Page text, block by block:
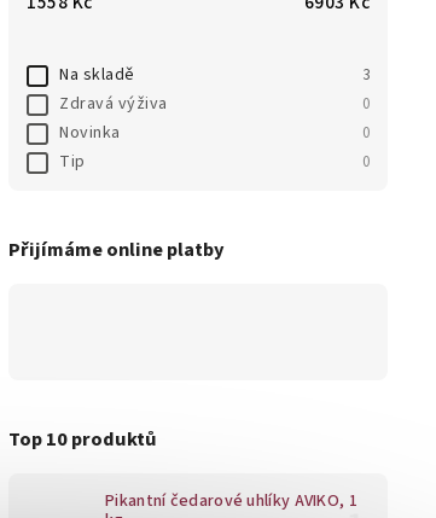
Na skladě 3
Zdravá výživa 0
Novinka 0
Tip 0
Přijímáme online platby
Top 10 produktů
Pikantní čedarové uhlíky AVIKO, 1